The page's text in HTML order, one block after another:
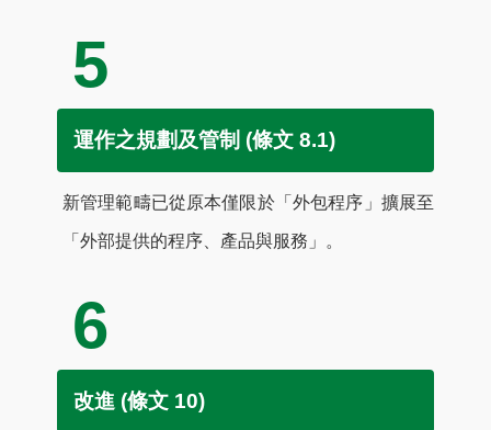
5
運作之規劃及管制 (條文 8.1)
新管理範疇已從原本僅限於「外包程序」擴展至
「外部提供的程序、產品與服務」。
6
改進 (條文 10)